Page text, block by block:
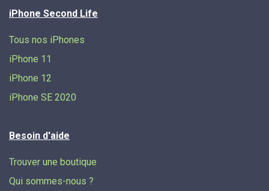
iPhone Second Life
Tous nos iPhones
iPhone 11
iPhone 12
iPhone SE 2020
Besoin d'aide
Trouver une boutique
Qui sommes-nous ?